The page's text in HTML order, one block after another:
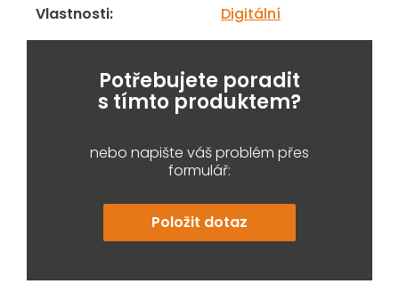
Vlastnosti: Digitální
Potřebujete poradit
s tímto produktem?
nebo napište váš problém přes
formulář:
Položit dotaz